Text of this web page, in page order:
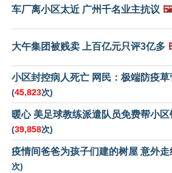
车厂离小区太近 广州千名业主抗议
大午集团被贱卖 上百亿元只评3亿多
小区封控病人死亡 网民：极端防疫草
(45,823次)
暖心 美足球教练派遣队员免费帮小区
(39,858次)
疫情间爸爸为孩子们建的树屋 意外走
次)